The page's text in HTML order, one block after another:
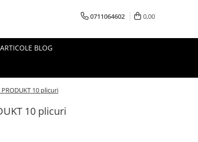
0711064602 0,00
ARTICOLE BLOG
10 plicuri
10 plicuri